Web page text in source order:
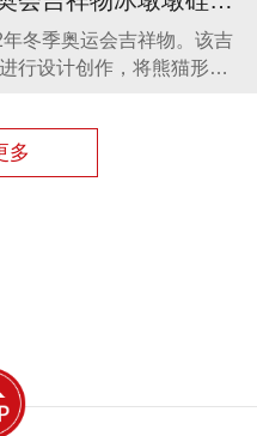
产的硅胶母婴用品全球使
我们就来分享几款热卖的
冬季奥运会吉祥物。该吉
行设计创作，将熊猫形象
祥物冰墩墩放到东莞生
幸参与了冰墩墩的生产制
多